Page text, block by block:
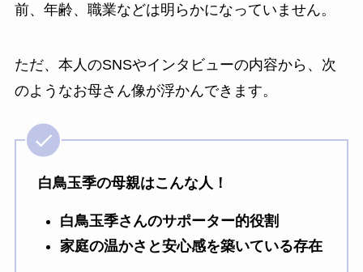
前、年齢、職業などは明らかになっていません。
ただ、本人のSNSやインタビューの内容から、次
のようなお母さん像が浮かんできます。
白鳥玉季の母親はこんな人！
白鳥玉季さんのサポーター的役割
家庭の温かさと安心感を築いている存在